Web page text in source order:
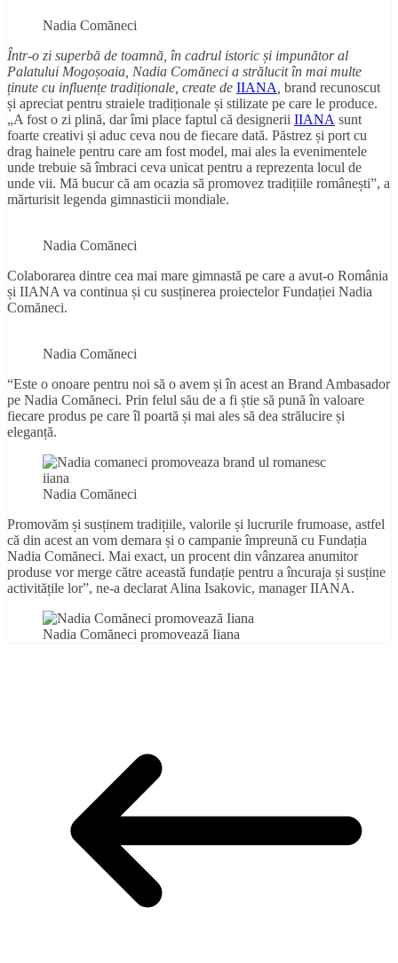
Nadia Comăneci
Într-o zi superbă de toamnă, în cadrul istoric și impunător al
Palatului Mogoșoaia, Nadia Comăneci a strălucit în mai multe
ținute cu influențe tradiționale, create de IIANA brand recunoscut
și apreciat pentru straiele tradiționale și stilizate pe care le produce.
„A fost o zi plină, dar îmi place faptul că designerii IIANA sunt
foarte creativi și aduc ceva nou de fiecare dată. Păstrez și port cu
drag hainele pentru care am fost model, mai ales la evenimentele
unde trebuie să îmbraci ceva unicat pentru a reprezenta locul de
unde vii. Mă bucur că am ocazia să promovez tradițiile românești”, a
mărturisit legenda gimnasticii mondiale.
Nadia Comăneci
Colaborarea dintre cea mai mare gimnastă pe care a avut-o România
și IIANA va continua și cu susținerea proiectelor Fundației Nadia
Comăneci.
Nadia Comăneci
“Este o onoare pentru noi să o avem și în acest an Brand Ambasador
pe Nadia Comăneci. Prin felul său de a fi știe să pună în valoare
fiecare produs pe care îl poartă și mai ales să dea strălucire și
eleganță.
Nadia Comăneci
Promovăm și susținem tradițiile, valorile și lucrurile frumoase, astfel
că din acest an vom demara și o campanie împreună cu Fundația
Nadia Comăneci. Mai exact, un procent din vânzarea anumitor
produse vor merge către această fundație pentru a încuraja și susține
activitățile lor”, ne-a declarat Alina Isakovic, manager IIANA.
Nadia Comăneci promovează Iiana